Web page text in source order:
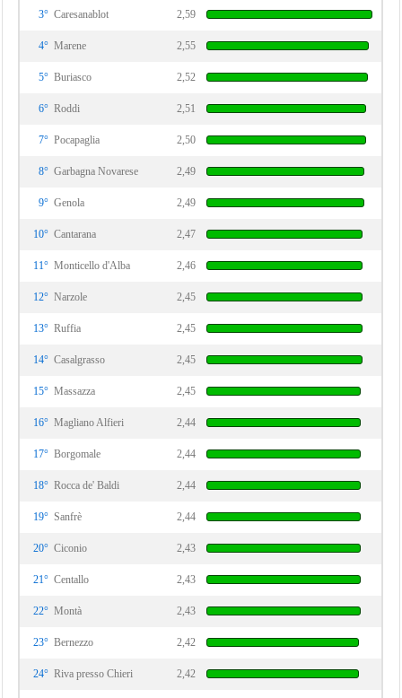
3° Caresanablot 2,59
4° Marene 2,55
5° Buriasco 2,52
6° Roddi 2,51
7° Pocapaglia 2,50
8° Garbagna Novarese 2,49
9° Genola 2,49
10° Cantarana 2,47
11° Monticello d'Alba 2,46
12° Narzole 2,45
13° Ruffia 2,45
14° Casalgrasso 2,45
15° Massazza 2,45
16° Magliano Alfieri 2,44
17° Borgomale 2,44
18° Rocca de' Baldi 2,44
19° Sanfrè 2,44
20° Ciconio 2,43
21° Centallo 2,43
22° Montà 2,43
23° Bernezzo 2,42
24° Riva presso Chieri 2,42